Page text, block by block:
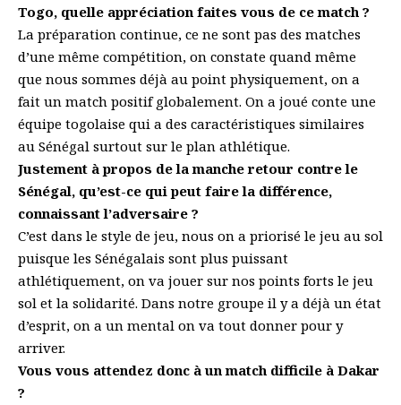
Togo, quelle appréciation faites vous de ce match ?
La préparation continue, ce ne sont pas des matches
d’une même compétition, on constate quand même
que nous sommes déjà au point physiquement, on a
fait un match positif globalement. On a joué conte une
équipe togolaise qui a des caractéristiques similaires
au Sénégal surtout sur le plan athlétique.
Justement à propos de la manche retour contre le
Sénégal, qu’est-ce qui peut faire la différence,
connaissant l’adversaire ?
C’est dans le style de jeu, nous on a priorisé le jeu au sol
puisque les Sénégalais sont plus puissant
athlétiquement, on va jouer sur nos points forts le jeu
sol et la solidarité. Dans notre groupe il y a déjà un état
d’esprit, on a un mental on va tout donner pour y
arriver.
Vous vous attendez donc à un match difficile à Dakar
?